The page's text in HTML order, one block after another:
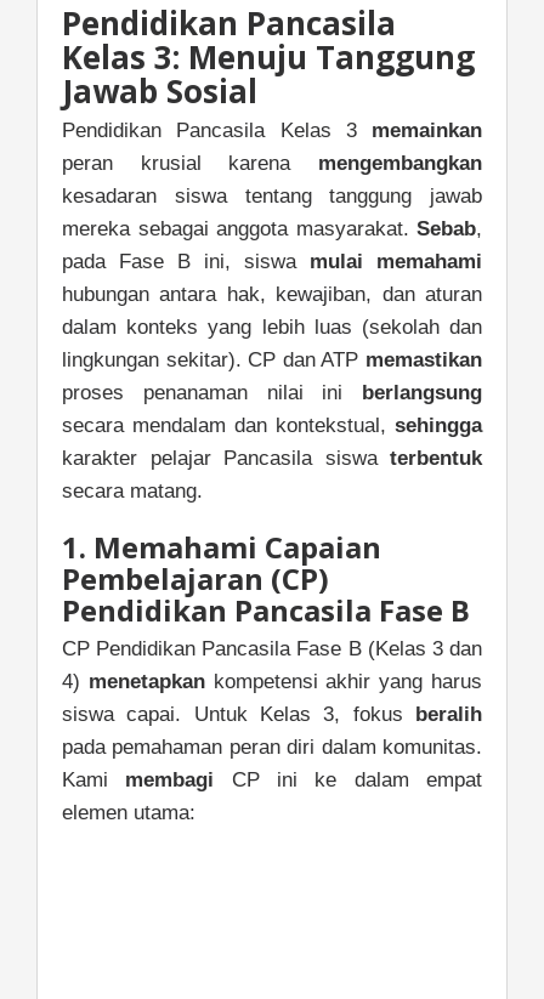
Pendidikan Pancasila
Kelas 3: Menuju Tanggung
Jawab Sosial
Pendidikan Pancasila Kelas 3 memainkan
peran krusial karena mengembangkan
kesadaran siswa tentang tanggung jawab
mereka sebagai anggota masyarakat. Sebab,
pada Fase B ini, siswa mulai memahami
hubungan antara hak, kewajiban, dan aturan
dalam konteks yang lebih luas (sekolah dan
lingkungan sekitar). CP dan ATP memastikan
proses penanaman nilai ini berlangsung
secara mendalam dan kontekstual, sehingga
karakter pelajar Pancasila siswa terbentuk
secara matang.
1. Memahami Capaian
Pembelajaran (CP)
Pendidikan Pancasila Fase B
CP Pendidikan Pancasila Fase B (Kelas 3 dan
4) menetapkankompetensi akhir yang harus
siswa capai. Untuk Kelas 3, fokus beralih
pada pemahaman peran diri dalam komunitas.
Kami membagi CP ini ke dalam empat
elemen utama: